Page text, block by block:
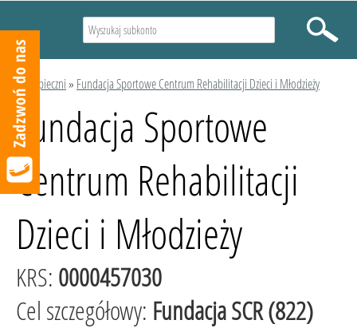
Podopieczni» Fundacja Sportowe Centrum Rehabilitacji Dzieci i Młodzieży
Fundacja Sportowe
Centrum Rehabilitacji
Dzieci i Młodzieży
KRS: 0000457030
Cel szczegółowy: Fundacja SCR (822)